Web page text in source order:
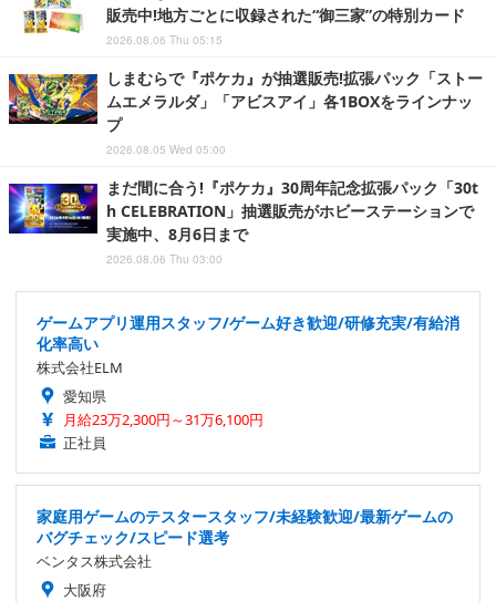
販売中!地方ごとに収録された“御三家”の特別カード
2026.08.06 Thu 05:15
しまむらで『ポケカ』が抽選販売!拡張パック「ストー
ムエメラルダ」「アビスアイ」各1BOXをラインナッ
プ
2026.08.05 Wed 05:00
まだ間に合う!『ポケカ』30周年記念拡張パック「30t
h CELEBRATION」抽選販売がホビーステーションで
実施中、8月6日まで
2026.08.06 Thu 03:00
ゲームアプリ運用スタッフ/ゲーム好き歓迎/研修充実/有給消
化率高い
株式会社ELM
愛知県
月給23万2,300円～31万6,100円
正社員
家庭用ゲームのテスタースタッフ/未経験歓迎/最新ゲームの
バグチェック/スピード選考
ベンタス株式会社
大阪府